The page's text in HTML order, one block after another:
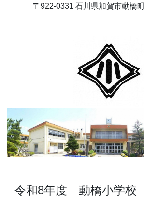
〒922-0331 石川県加賀市動橋
令和8年度 動橋小学校